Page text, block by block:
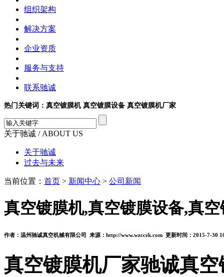
组织架构
解决方案
企业资质
服务与支持
联系驰诚
热门关键词：真空镀膜机 真空镀膜设备 真空镀膜机厂家
关于驰诚 / ABOUT US
关于驰诚
过去与未来
当前位置： 首页 > 新闻中心 > 公司新闻
真空镀膜机,真空镀膜设备,真
作者：温州驰诚真空机械有限公司 来源：http://www.wzcczk.com 更新时间：2015-7-30
真空镀膜机厂家驰诚真空